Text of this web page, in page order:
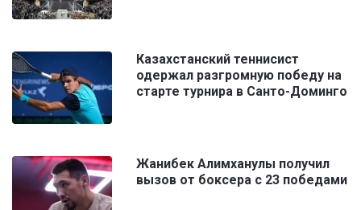
Казахстанский теннисист
одержал разгромную победу на
старте турнира в Санто-Доминго
Жанибек Алимханулы получил
вызов от боксера с 23 победами